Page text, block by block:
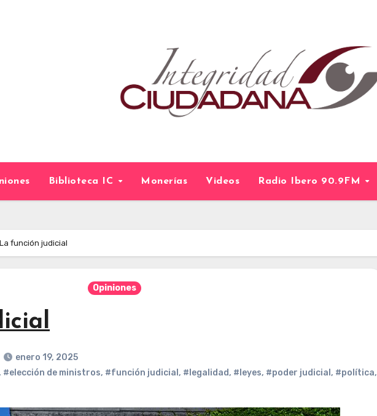
Biblioteca IC Monerías Videos Radio Ibero 90.9FM
La función judicial
Opiniones
enero 19, 2025
#elección de ministros, #función judicial , #legalidad, #leyes, #poder judicial , #política,